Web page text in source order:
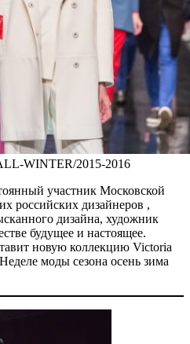
WINTER/2015-2016
участник Московской
российских дизайнеров ,
дизайна, художник
будущее и настоящее.
новую коллекцию Victoria
моды сезона осень зима